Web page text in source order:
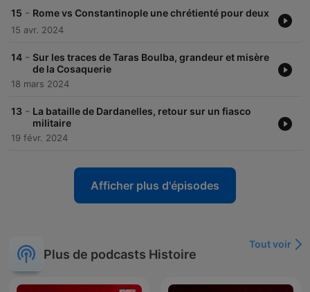
15 - Rome vs Constantinople une chrétienté pour deux
15 avr. 2024
14 - Sur les traces de Taras Boulba, grandeur et misère
de la Cosaquerie
18 mars 2024
13 - La bataille de Dardanelles, retour sur un fiasco
militaire
19 févr. 2024
Afficher plus d'épisodes
Plus de podcasts Histoire
Tout voir